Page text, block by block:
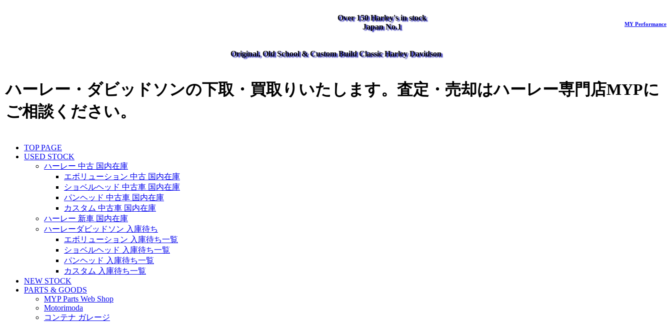
Over 150 Harley's in stock
Japan No.1
MY Performance
Original, Old School & Custom Build Classic Harley Davidson
ハーレー・ダビッドソンの下取・買取りいたします。査定・売却はハーレー専門店MYPに
ご相談ください。
TOP PAGE
USED STOCK
ハーレー 中古 国内在庫
エボリューション 中古 国内在庫
ショベルヘッド 中古車 国内在庫
パンヘッド 中古車 国内在庫
カスタム 中古車 国内在庫
ハーレー 新車 国内在庫
ハーレーダビッドソン 入庫待ち
エボリューション 入庫待ち一覧
ショベルヘッド 入庫待ち一覧
パンヘッド 入庫待ち一覧
カスタム 入庫待ち一覧
NEW STOCK
PARTS & GOODS
MYP Parts Web Shop
Motorimoda
コンテナ ガレージ